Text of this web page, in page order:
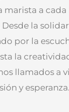
marista a
Desde la
por la
la
llamados a
y esperanza.